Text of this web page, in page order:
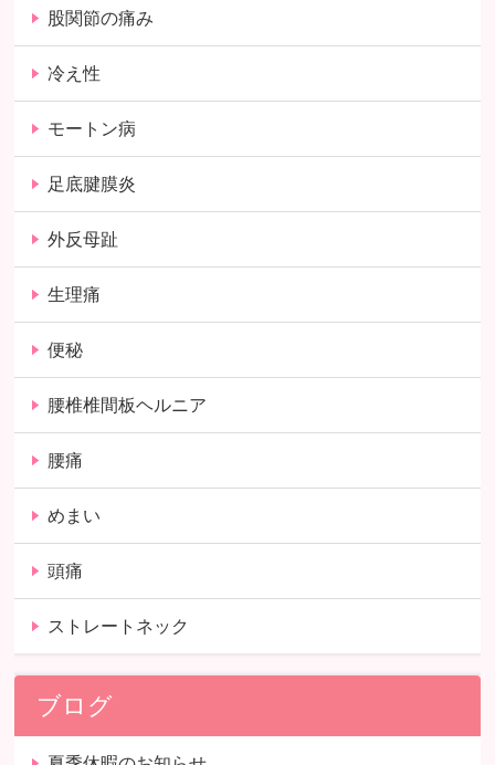
股関節の痛み
冷え性
モートン病
足底腱膜炎
外反母趾
生理痛
便秘
腰椎椎間板ヘルニア
腰痛
めまい
頭痛
ストレートネック
ブログ